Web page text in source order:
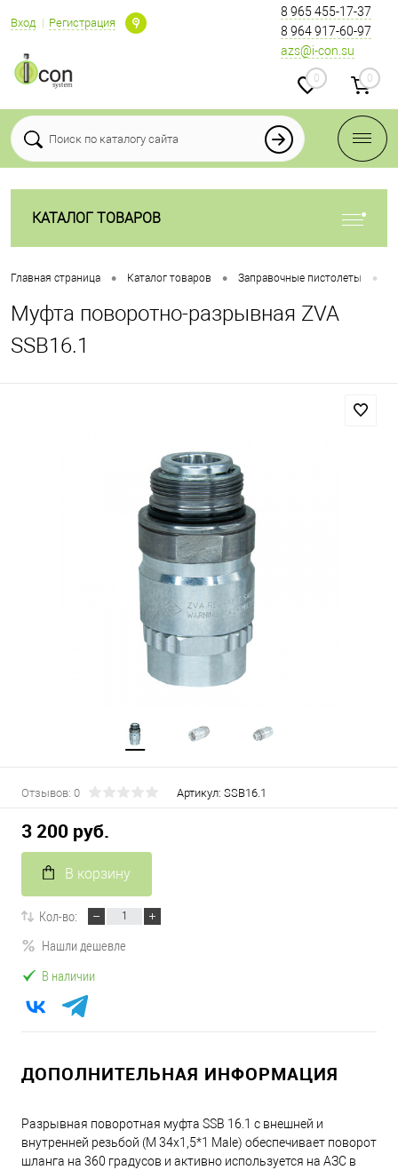
Вход Регистрация
8 965 455-17-37
8 964 917-60-97
azs@i-con.su
0 0
КАТАЛОГ ТОВАРОВ
Главная страница • Каталог товаров • Заправочные пистолеты •
Муфта поворотно-разрывная ZVA
SSB16.1
Отзывов: 0 Артикул: SSB16.1
3 200 руб.
В корзину
Кол-во:
Нашли дешевле
В наличии
ДОПОЛНИТЕЛЬНАЯ ИНФОРМАЦИЯ
Разрывная поворотная муфта SSB 16.1 с внешней и
внутренней резьбой (М 34х1,5*1 Male) обеспечивает поворот
шланга на 360 градусов и активно используется на АЗС в